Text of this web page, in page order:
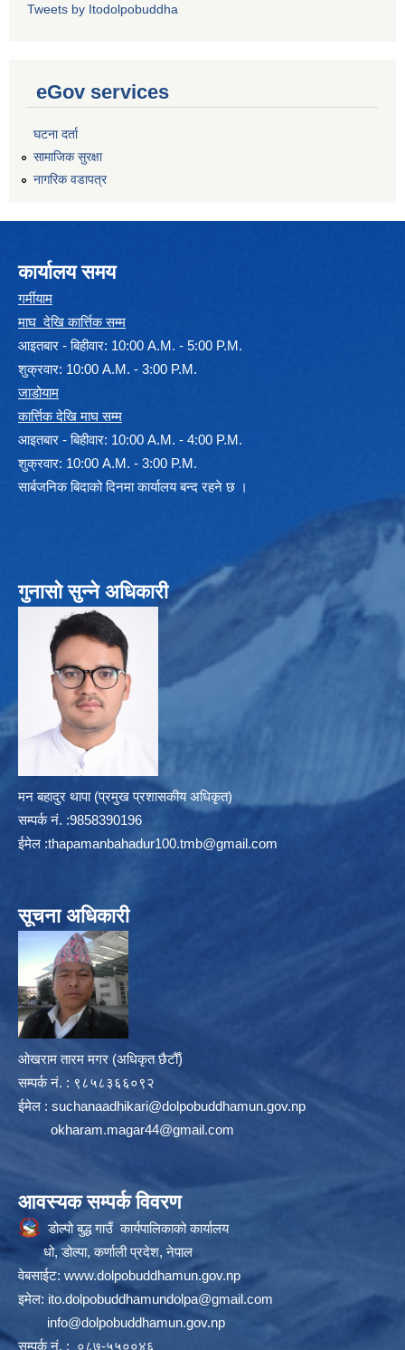
Tweets by Itodolpobuddha
eGov services
घटना दर्ता
सामाजिक सुरक्षा
नागरिक वडापत्र
कार्यालय समय
गर्मीयाम
माघ देखि कार्त्तिक सम्म
आइतबार - बिहीवार: 10:00 A.M. - 5:00 P.M.
शुक्रवार: 10:00 A.M. - 3:00 P.M.
जाडोयाम
कार्त्तिक देखि माघ सम्म
आइतबार - बिहीवार: 10:00 A.M. - 4:00 P.M.
शुक्रवार: 10:00 A.M. - 3:00 P.M.
सार्बजनिक बिदाको दिनमा कार्यालय बन्द रहने छ ।
गुनासो सुन्ने अधिकारी
मन बहादुर थापा (प्रमुख प्रशासकीय अधिकृत)
सम्पर्क न‌ं. :9858390196
ईमेल :thapamanbahadur100.tmb@gmail.com
सूचना अधिकारी
ओखराम तारम मगर (अधिकृत छैटौँ)
सम्पर्क न‌ं. : ९८५८३६६०९२
ईमेल : suchanaadhikari@dolpobuddhamun.gov.np
okharam.magar44@gmail.com
आवस्यक सम्पर्क विवरण
डोल्पो बुद्ध गाउँ कार्यपालिकाको कार्यालय
धो, डोल्पा, कर्णाली प्रदेश, नेपाल
वेबसाईट: www.dolpobuddhamun.gov.np
इमेल: ito.dolpobuddhamundolpa@gmail.com
info@dolpobuddhamun.gov.np
सम्पर्क नं. : ०८७-५५००४६